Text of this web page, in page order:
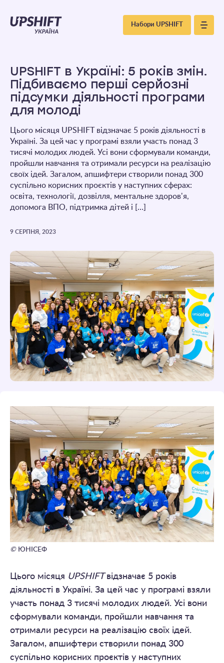
Upshift
Україна
Набори UPSHIFT
UPSHIFT в Україні: 5 років змін.
Підбиваємо перші серйозні
підсумки діяльності програми
для молоді
Цього місяця UPSHIFT відзначає 5 років діяльності в
Україні. За цей час у програмі взяли участь понад 3
тисячі молодих людей. Усі вони сформували команди,
пройшли навчання та отримали ресурси на реалізацію
своїх ідей. Загалом, апшифтери створили понад 300
суспільно корисних проєктів у наступних сферах:
освіта, технології, дозвілля, ментальне здоровʼя,
допомога ВПО, підтримка дітей і […]
9 СЕРПНЯ, 2023
© ЮНІСЕФ
Цього місяця UPSHIFTвідзначає 5 років
діяльності в Україні. За цей час у програмі взяли
участь понад 3 тисячі молодих людей. Усі вони
сформували команди, пройшли навчання та
отримали ресурси на реалізацію своїх ідей.
Загалом, апшифтери створили понад 300
суспільно корисних проєктів у наступних